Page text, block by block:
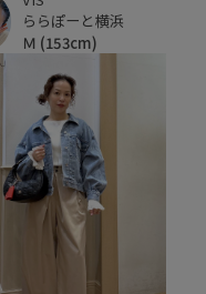
ららぽーと横浜
Ｍ (153cm)